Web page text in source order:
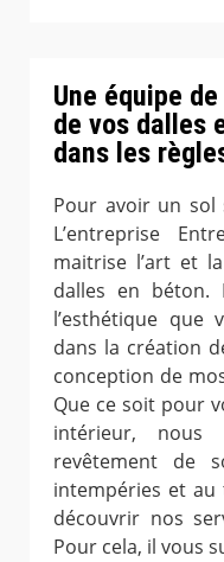
Une équipe
de vos dalles
dans les
Pour avoir un sol
L’entreprise
maitrise l’art et
dalles en béton.
l’esthétique que
dans la création
conception de
Que ce soit pour
intérieur,
revêtement de
intempéries et au
découvrir nos
Pour cela, il vous